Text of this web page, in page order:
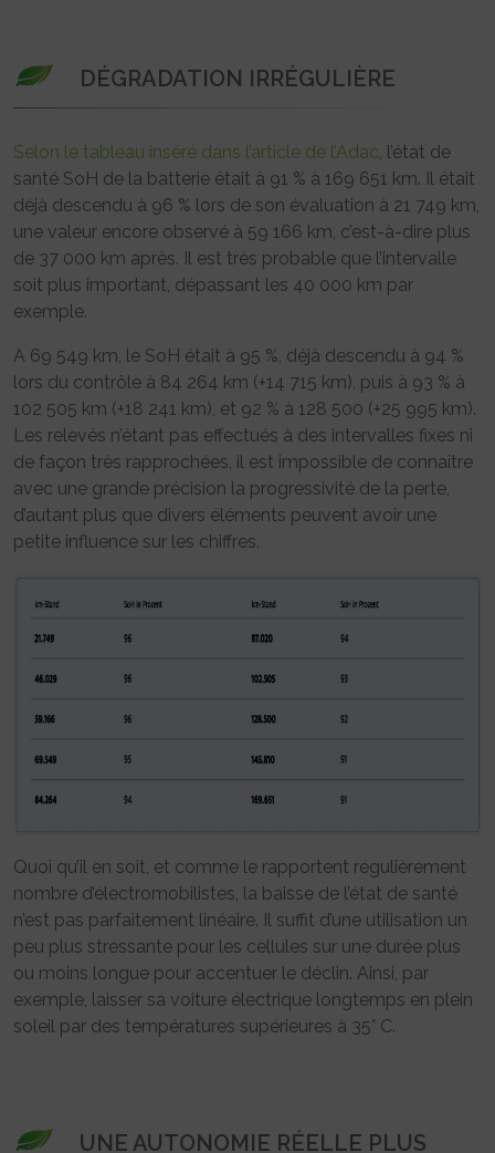
DÉGRADATION IRRÉGULIÈRE
Selon le tableau inséré dans l’article de l’Adac, l’état de
santé SoH de la batterie était à 91 % à 169 651 km. Il était
déjà descendu à 96 % lors de son évaluation à 21 749 km,
une valeur encore observé à 59 166 km, c’est-à-dire plus
de 37 000 km après. Il est très probable que l’intervalle
soit plus important, dépassant les 40 000 km par
exemple.
A 69 549 km, le SoH était à 95 %, déjà descendu à 94 %
lors du contrôle à 84 264 km (+14 715 km), puis à 93 % à
102 505 km (+18 241 km), et 92 % à 128 500 (+25 995 km).
Les relevés n’étant pas effectués à des intervalles fixes ni
de façon très rapprochées, il est impossible de connaître
avec une grande précision la progressivité de la perte,
d’autant plus que divers éléments peuvent avoir une
petite influence sur les chiffres.
Quoi qu’il en soit, et comme le rapportent régulièrement
nombre d’électromobilistes, la baisse de l’état de santé
n’est pas parfaitement linéaire. Il suffit d’une utilisation un
peu plus stressante pour les cellules sur une durée plus
ou moins longue pour accentuer le déclin. Ainsi, par
exemple, laisser sa voiture électrique longtemps en plein
soleil par des températures supérieures à 35° C.
UNE AUTONOMIE RÉELLE PLUS